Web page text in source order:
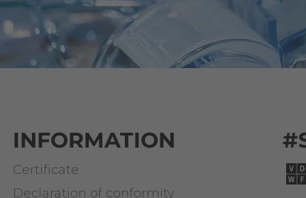
INFORMATION
Certificate
Declaration of conformity